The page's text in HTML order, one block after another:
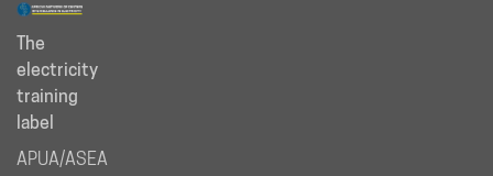
The
electricity
training
label
APUA/ASEA